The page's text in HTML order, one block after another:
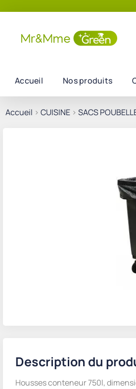
Accueil Nos produits
Accueil > CUISINE > SACS
Description du
Housses conteneur 750l,